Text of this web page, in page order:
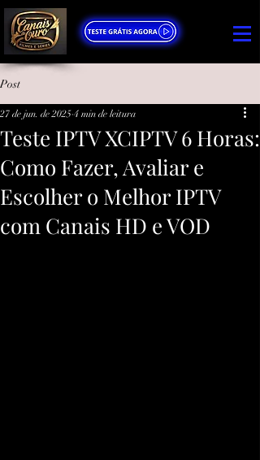
Post
Teste IPTV XCIPTV 6 Horas:
Como Fazer, Avaliar e
Escolher o Melhor IPTV
com Canais HD e VOD
27 de jun. de 2025 4 min de leitura